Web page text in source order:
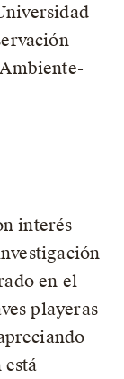
interés
en el
playeras